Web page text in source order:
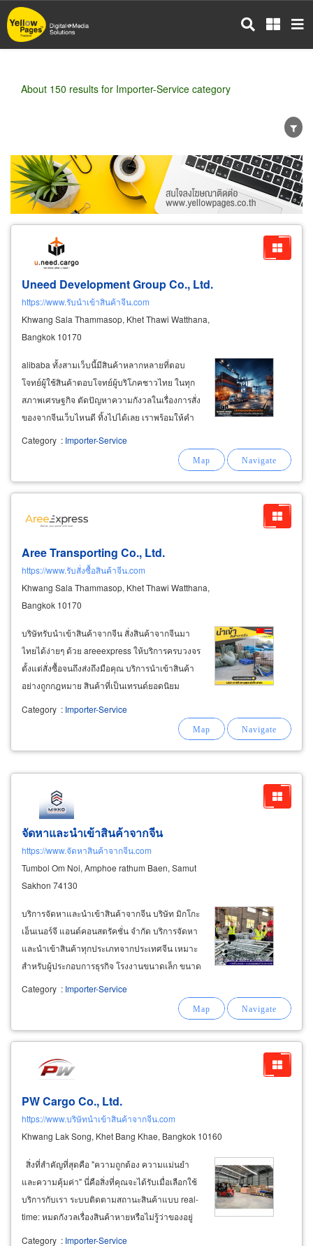
Skip
to
main
About 150 results for Importer-Service category
Wholesale Retail Manufacturer
Dealer
Exporter/Importer
Service Business
Uneed Development Group Co., Ltd.
https://www.รับนำเข้าสินค้าจีน.com
Khwang Sala Thammasop, Khet Thawi Watthana,
Bangkok 10170
alibaba ทั้งสามเว็บนี้มีสินค้าหลากหลายที่ตอบ
โจทย์ผู้ใช้สินค้าตอบโจทย์ผู้บริโภคชาวไทย ในทุก
สภาพเศรษฐกิจ ตัดปัญหาความกังวลในเรื่องการสั่ง
ของจากจีนเว็บไหนดี ทิ้งไปได้เลย เราพร้อมให้คำ
Category : Importer-Service
Aree Transporting Co., Ltd.
https://www.รับสั่งซื้อสินค้าจีน.com
Khwang Sala Thammasop, Khet Thawi Watthana,
Bangkok 10170
บริษัทรับนำเข้าสินค้าจากจีน สั่งสินค้าจากจีนมา
ไทยได้ง่ายๆ ด้วย areeexpress ให้บริการครบวงจร
ตั้งแต่สั่งซื้อจนถึงส่งถึงมือคุณ บริการนำเข้าสินค้า
อย่างถูกกฎหมาย สินค้าที่เป็นเทรนด์ยอดนิยม
สินค้าหายาก สินค้าแปลกใหม่ ของชิ้นใหญ่จากจีน
Category : Importer-Service
จัดหาและนำเข้าสินค้าจากจีน
https://www.จัดหาสินค้าจากจีน.com
Tumbol Om Noi, Amphoe rathum Baen, Samut
Sakhon 74130
บริการจัดหาและนำเข้าสินค้าจากจีน บริษัท มิกโกะ
เอ็นเนอร์จี แอนด์คอนสตรัคชั่น จำกัด บริการจัดหา
และนำเข้าสินค้าทุกประเภทจากประเทศจีน เหมาะ
สำหรับผู้ประกอบการธุรกิจ โรงงานขนาดเล็ก ขนาด
บริการ ต้องการหาบริษัทตัวกลาง ที่มีความสามารถ
sourcing หรือจัดหาแหล่งสินค้าได้ทุกประเภท
Category : Importer-Service
PW Cargo Co., Ltd.
https://www.บริษัทนำเข้าสินค้าจากจีน.com
Khwang Lak Song, Khet Bang Khae, Bangkok 10160
สิ่งที่สำคัญที่สุดคือ "ความถูกต้อง ความแม่นยำ
และความคุ้มค่า" นี่คือสิ่งที่คุณจะได้รับเมื่อเลือกใช้
บริการกับเรา ระบบติดตามสถานะสินค้าแบบ real-
time: หมดกังวลเรื่องสินค้าหายหรือไม่รู้ว่าของอยู่
Category : Importer-Service